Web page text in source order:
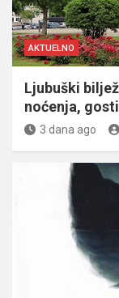
AKTUELNO
Ljubuški
noćenja,
3 dana ago